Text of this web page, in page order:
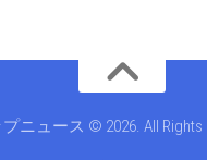
ニュース © 2026. All Rights